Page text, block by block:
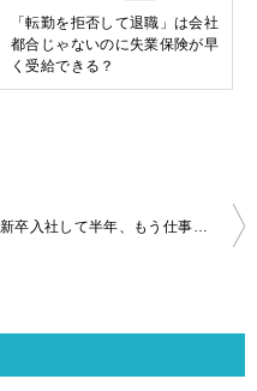
「転勤を拒否して退職」は会社
都合じゃないのに失業保険が早
く受給できる？
新卒入社して半年、もう仕事辞めたい人が損しない為に退職までに準備すべきこと